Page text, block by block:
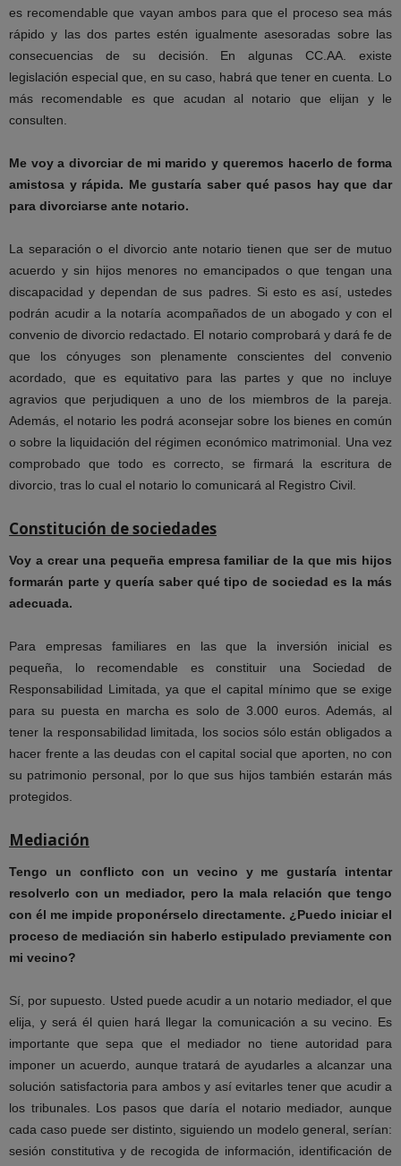
es recomendable que vayan ambos para que el proceso sea más
rápido y las dos partes estén igualmente asesoradas sobre las
consecuencias de su decisión. En algunas CC.AA. existe
legislación especial que, en su caso, habrá que tener en cuenta. Lo
más recomendable es que acudan al notario que elijan y le
consulten.
Me voy a divorciar de mi marido y queremos hacerlo de forma
amistosa y rápida. Me gustaría saber qué pasos hay que dar
para divorciarse ante notario.
La separación o el divorcio ante notario tienen que ser de mutuo
acuerdo y sin hijos menores no emancipados o que tengan una
discapacidad y dependan de sus padres. Si esto es así, ustedes
podrán acudir a la notaría acompañados de un abogado y con el
convenio de divorcio redactado. El notario comprobará y dará fe de
que los cónyuges son plenamente conscientes del convenio
acordado, que es equitativo para las partes y que no incluye
agravios que perjudiquen a uno de los miembros de la pareja.
Además, el notario les podrá aconsejar sobre los bienes en común
o sobre la liquidación del régimen económico matrimonial. Una vez
comprobado que todo es correcto, se firmará la escritura de
divorcio, tras lo cual el notario lo comunicará al Registro Civil.
Constitución de sociedades
Voy a crear una pequeña empresa familiar de la que mis hijos
formarán parte y quería saber qué tipode sociedad es la más
adecuada.
Para empresas familiares en las que la inversión inicial es
pequeña, lo recomendable es constituir una Sociedad de
Responsabilidad Limitada, ya que el capital mínimo que se exige
para su puesta en marcha es solo de 3.000 euros. Además, al
tener la responsabilidad limitada, los socios sólo están obligados a
hacer frente a las deudas con el capital social que aporten, no con
su patrimonio personal, por lo que sus hijos también estarán más
protegidos.
Mediación
Tengo un conflicto con un vecino y me gustaría intentar
resolverlo con un mediador, pero la mala relación que tengo
con él me impide proponérselo directamente. ¿Puedo iniciar el
proceso de mediación sin haberlo estipulado previamente con
mi vecino?
Sí, por supuesto. Usted puede acudir a un notario mediador, el que
elija, y será él quien hará llegar la comunicación a su vecino. Es
importante que sepa que el mediador no tiene autoridad para
imponer un acuerdo, aunque tratará de ayudarles a alcanzar una
solución satisfactoria para ambos y así evitarles tener que acudir a
los tribunales. Los pasos que daría el notario mediador, aunque
cada caso puede ser distinto, siguiendo un modelo general, serían:
sesión constitutiva y de recogida de información, identificación de